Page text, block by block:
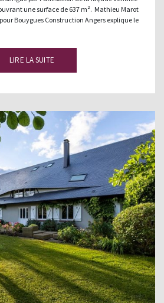
une surface de 637 m². Mathieu Marot
Bouygues Construction Angers explique le
LIRE LA SUITE